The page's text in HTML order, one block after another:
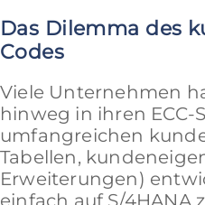
Das Dilemma des
Codes
Viele Unternehmen
hinweg in ihren ECC-
umfangreichen
Tabellen,
Erweiterungen)
einfach auf S/4HANA